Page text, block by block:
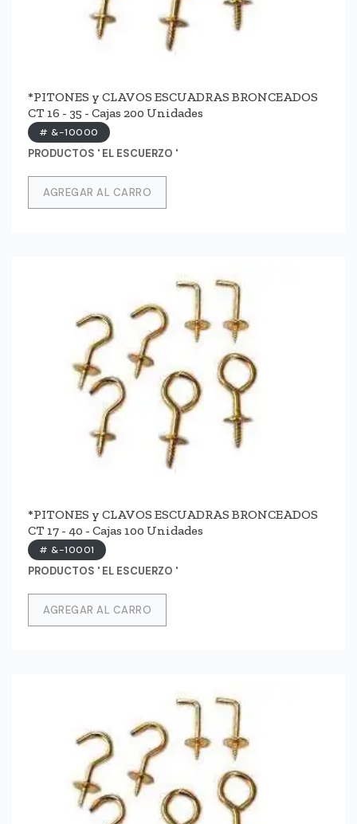
*PITONES y CLAVOS ESCUADRAS BRONCEADOS
CT 16 - 35 - Cajas 200 Unidades
# &-10000
PRODUCTOS ' EL ESCUERZO '
AGREGAR AL CARRO
*PITONES y CLAVOS ESCUADRAS BRONCEADOS
CT 17 - 40 - Cajas 100 Unidades
# &-10001
PRODUCTOS ' EL ESCUERZO '
AGREGAR AL CARRO